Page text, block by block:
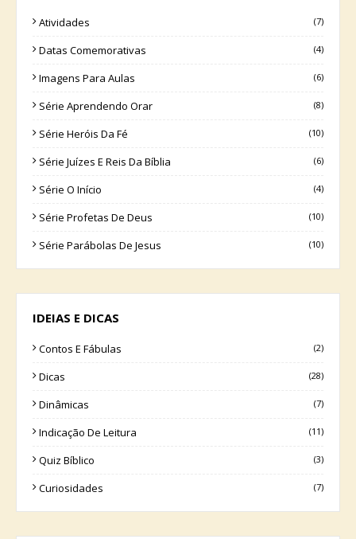
Atividades (7)
Datas Comemorativas (4)
Imagens Para Aulas (6)
Série Aprendendo Orar (8)
Série Heróis Da Fé (10)
Série Juízes E Reis Da Bíblia (6)
Série O Início (4)
Série Profetas De Deus (10)
Série Parábolas De Jesus (10)
IDEIAS E DICAS
Contos E Fábulas (2)
Dicas (28)
Dinâmicas (7)
Indicação De Leitura (11)
Quiz Bíblico (3)
Curiosidades (7)